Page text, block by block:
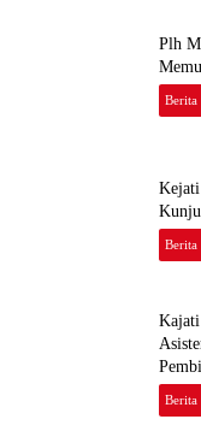
Plh
Berita
Berita
Berita